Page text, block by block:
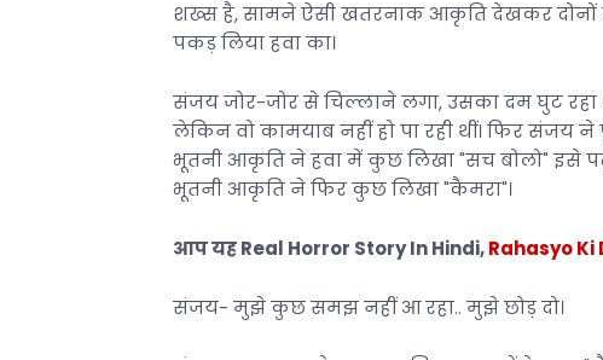
शख्स है, सामने ऐसी खतरनाक आकृति देखकर
पकड़ लिया हवा का।
संजय जोर-जोर से चिल्लाने लगा, उसका दम घुट रहा
लेकिन वो कामयाब नहीं हो पा रही थीं। फिर
भूतनी आकृति ने हवा में कुछ लिखा "सच बोलो" इसे
भूतनी आकृति ने फिर कुछ लिखा "कैमरा"।
आप यह Real Horror Story In Hindi,Rahasyo Ki
संजय- मुझे कुछ समझ नहीं आ रहा.. मुझे छोड़ दो।